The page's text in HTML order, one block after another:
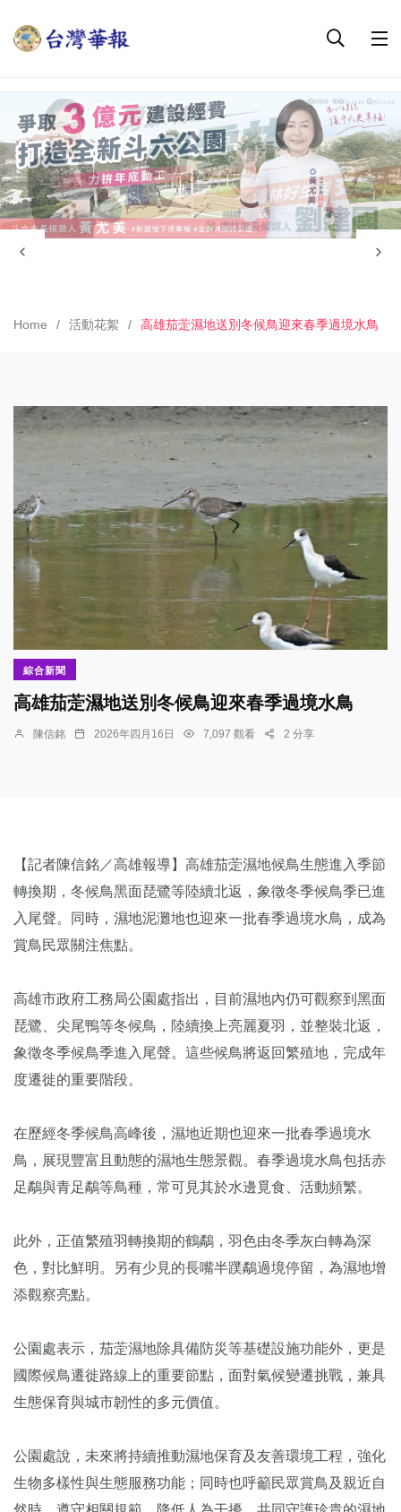
Home 活動花絮 ​高雄茄萣濕地送別冬候鳥迎來春季過境水鳥
綜合新聞
​高雄茄萣濕地送別冬候鳥迎來春季過境水鳥
陳信銘 2026年四月16日 7,097 觀看 2 分享
【記者陳信銘／高雄報導】高雄茄萣濕地候鳥生態進入季節
轉換期，冬候鳥黑面琵鷺等陸續北返，象徵冬季候鳥季已進
入尾聲。同時，濕地泥灘地也迎來一批春季過境水鳥，成為
賞鳥民眾關注焦點。
高雄市政府工務局公園處指出，目前濕地內仍可觀察到黑面
琵鷺、尖尾鴨等冬候鳥，陸續換上亮麗夏羽，並整裝北返，
象徵冬季候鳥季進入尾聲。這些候鳥將返回繁殖地，完成年
度遷徙的重要階段。
在歷經冬季候鳥高峰後，濕地近期也迎來一批春季過境水
鳥，展現豐富且動態的濕地生態景觀。春季過境水鳥包括赤
足鷸與青足鷸等鳥種，常可見其於水邊覓食、活動頻繁。
此外，正值繁殖羽轉換期的鶴鷸，羽色由冬季灰白轉為深
色，對比鮮明。另有少見的長嘴半蹼鷸過境停留，為濕地增
添觀察亮點。
公園處表示，茄萣濕地除具備防災等基礎設施功能外，更是
國際候鳥遷徙路線上的重要節點，面對氣候變遷挑戰，兼具
生態保育與城市韌性的多元價值。
公園處說，未來將持續推動濕地保育及友善環境工程，強化
生物多樣性與生態服務功能；同時也呼籲民眾賞鳥及親近自